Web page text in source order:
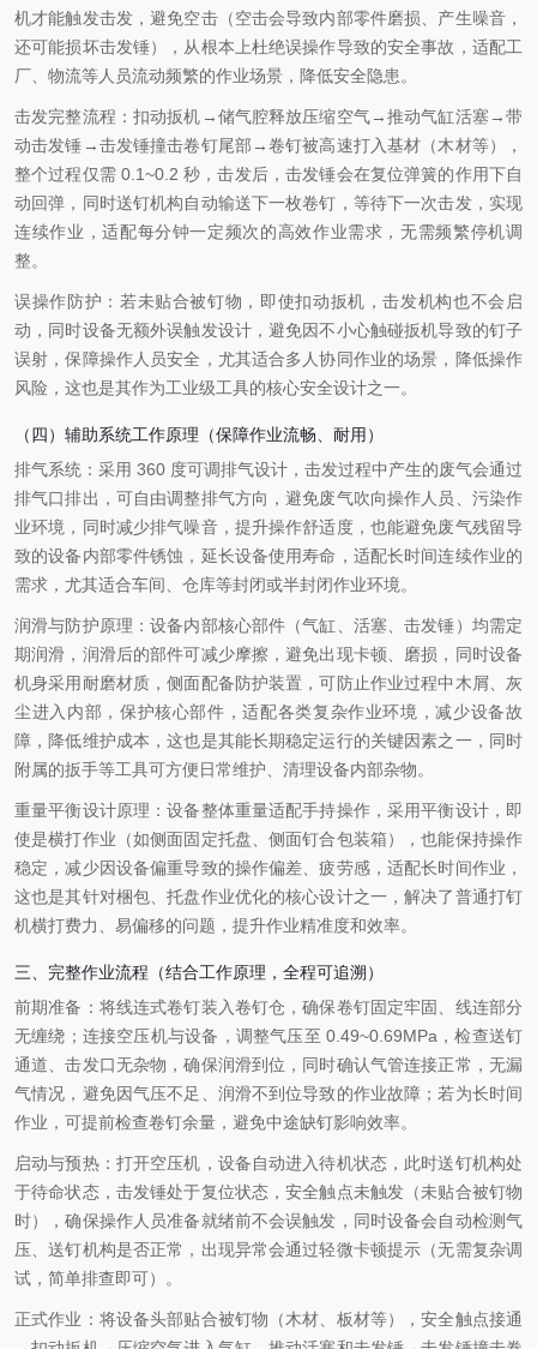
机才能触发击发，避免空击（空击会导致内部零件磨损、产生噪音，
还可能损坏击发锤），从根本上杜绝误操作导致的安全事故，适配工
厂、物流等人员流动频繁的作业场景，降低安全隐患。
击发完整流程：扣动扳机→储气腔释放压缩空气→推动气缸活塞→带
动击发锤→击发锤撞击卷钉尾部→卷钉被高速打入基材（木材等），
整个过程仅需 0.1~0.2 秒，击发后，击发锤会在复位弹簧的作用下自
动回弹，同时送钉机构自动输送下一枚卷钉，等待下一次击发，实现
连续作业，适配每分钟一定频次的高效作业需求，无需频繁停机调
整。
误操作防护：若未贴合被钉物，即使扣动扳机，击发机构也不会启
动，同时设备无额外误触发设计，避免因不小心触碰扳机导致的钉子
误射，保障操作人员安全，尤其适合多人协同作业的场景，降低操作
风险，这也是其作为工业级工具的核心安全设计之一。
（四）辅助系统工作原理（保障作业流畅、耐用）
排气系统：采用 360 度可调排气设计，击发过程中产生的废气会通过
排气口排出，可自由调整排气方向，避免废气吹向操作人员、污染作
业环境，同时减少排气噪音，提升操作舒适度，也能避免废气残留导
致的设备内部零件锈蚀，延长设备使用寿命，适配长时间连续作业的
需求，尤其适合车间、仓库等封闭或半封闭作业环境。
润滑与防护原理：设备内部核心部件（气缸、活塞、击发锤）均需定
期润滑，润滑后的部件可减少摩擦，避免出现卡顿、磨损，同时设备
机身采用耐磨材质，侧面配备防护装置，可防止作业过程中木屑、灰
尘进入内部，保护核心部件，适配各类复杂作业环境，减少设备故
障，降低维护成本，这也是其能长期稳定运行的关键因素之一，同时
附属的扳手等工具可方便日常维护、清理设备内部杂物。
重量平衡设计原理：设备整体重量适配手持操作，采用平衡设计，即
使是横打作业（如侧面固定托盘、侧面钉合包装箱），也能保持操作
稳定，减少因设备偏重导致的操作偏差、疲劳感，适配长时间作业，
这也是其针对梱包、托盘作业优化的核心设计之一，解决了普通打钉
机横打费力、易偏移的问题，提升作业精准度和效率。
三、完整作业流程（结合工作原理，全程可追溯）
前期准备：将线连式卷钉装入卷钉仓，确保卷钉固定牢固、线连部分
无缠绕；连接空压机与设备，调整气压至 0.49~0.69MPa，检查送钉
通道、击发口无杂物，确保润滑到位，同时确认气管连接正常，无漏
气情况，避免因气压不足、润滑不到位导致的作业故障；若为长时间
作业，可提前检查卷钉余量，避免中途缺钉影响效率。
启动与预热：打开空压机，设备自动进入待机状态，此时送钉机构处
于待命状态，击发锤处于复位状态，安全触点未触发（未贴合被钉物
时），确保操作人员准备就绪前不会误触发，同时设备会自动检测气
压、送钉机构是否正常，出现异常会通过轻微卡顿提示（无需复杂调
试，简单排查即可）。
正式作业：将设备头部贴合被钉物（木材、板材等），安全触点接通